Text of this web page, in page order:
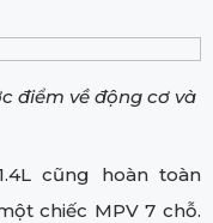
điểm về động cơ và
cũng hoàn toàn
chiếc MPV 7 chỗ.